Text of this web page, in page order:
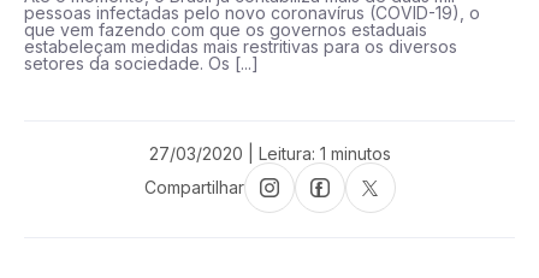
pessoas infectadas pelo novo coronavírus (COVID-19), o
que vem fazendo com que os governos estaduais
estabeleçam medidas mais restritivas para os diversos
setores da sociedade. Os [...]
27/03/2020 | Leitura: 1 minutos
Compartilhar